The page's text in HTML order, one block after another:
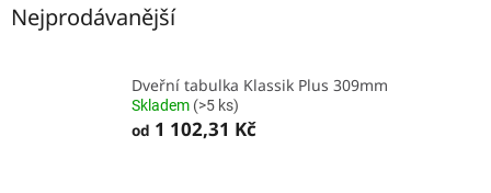
Nejprodávanější
Dveřní tabulka Klassik Plus 309mm
Skladem (>5 ks)
od 1 102,31 Kč